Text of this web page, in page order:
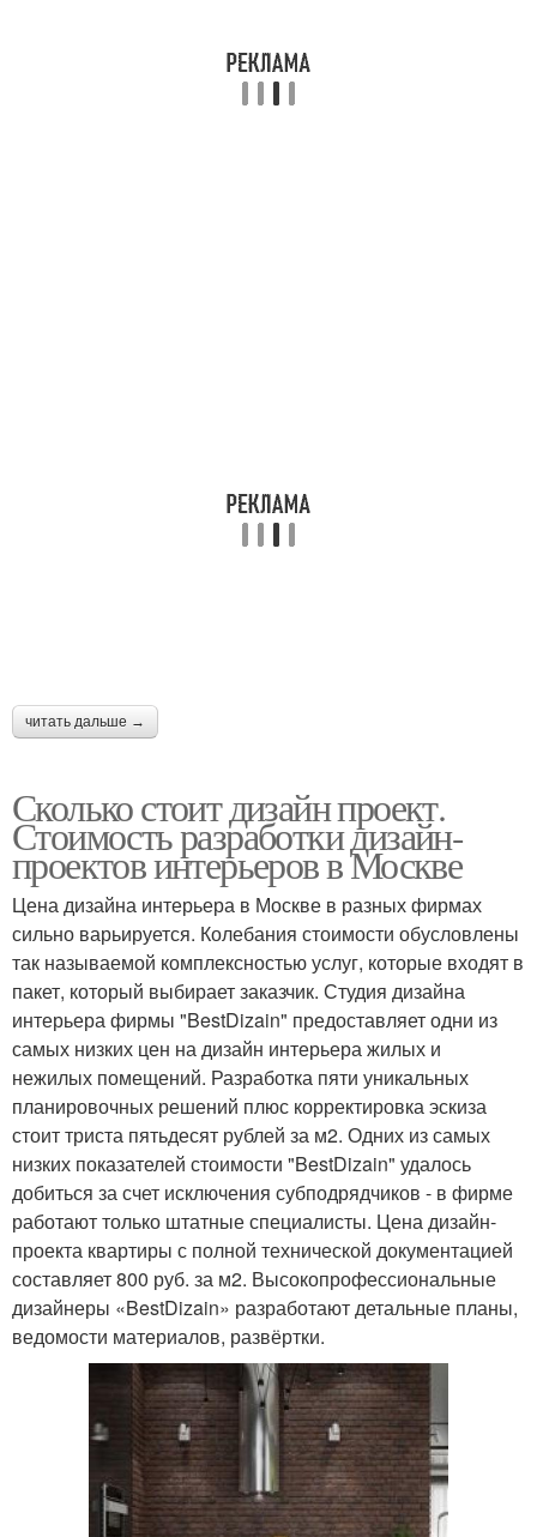
читать дальше →
Сколько стоит дизайн проект.
Стоимость разработки дизайн-
проектов интерьеров в Москве
Цена дизайна интерьера в Москве в разных фирмах
сильно варьируется. Колебания стоимости обусловлены
так называемой комплексностью услуг, которые входят в
пакет, который выбирает заказчик. Студия дизайна
интерьера фирмы "BestDizain" предоставляет одни из
самых низких цен на дизайн интерьера жилых и
нежилых помещений. Разработка пяти уникальных
планировочных решений плюс корректировка эскиза
стоит триста пятьдесят рублей за м2. Одних из самых
низких показателей стоимости "BestDizain" удалось
добиться за счет исключения субподрядчиков - в фирме
работают только штатные специалисты. Цена дизайн-
проекта квартиры с полной технической документацией
составляет 800 руб. за м2. Высокопрофессиональные
дизайнеры «BestDizain» разработают детальные планы,
ведомости материалов, развёртки.